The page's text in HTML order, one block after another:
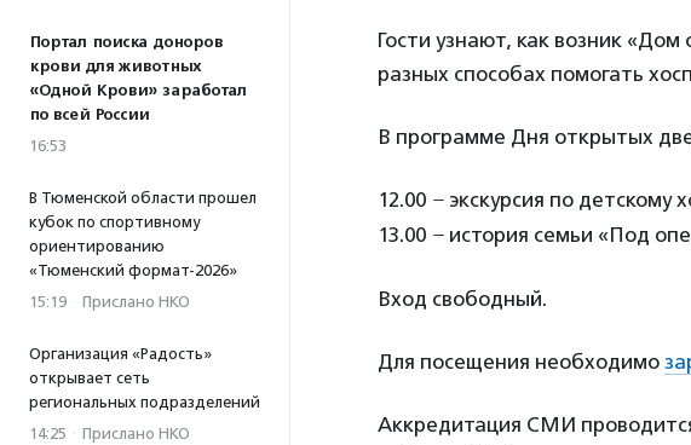
Портал поиска доноров
крови для животных
«Одной Крови» заработал
по всей России
16:53
В Тюменской области прошел
кубок по спортивному
ориентированию
«Тюменский формат-2026»
15:19 · Прислано НКО
Организация «Радость»
открывает сеть
региональных подразделений
14:25 · Прислано НКО
Гости узнают, как возник
разных способах помогать
В программе Дня открытых
12.00 – экскурсия по детскому
13.00 – история семьи «Под
Вход свободный.
Для посещения необходимо
Аккредитация СМИ